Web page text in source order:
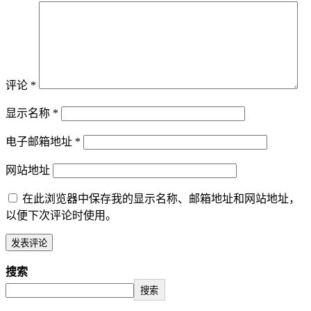
评论 *
显示名称 *
电子邮箱地址 *
网站地址
在此浏览器中保存我的显示名称、邮箱地址和网站地址，
以便下次评论时使用。
搜索
搜索